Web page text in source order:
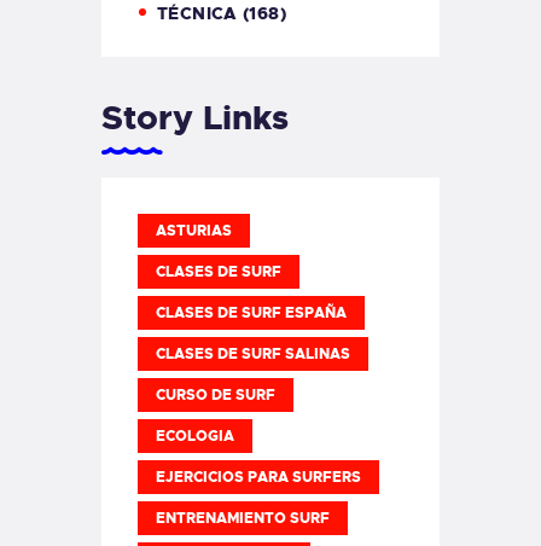
TÉCNICA (168)
Story Links
ASTURIAS
CLASES DE SURF
CLASES DE SURF ESPAÑA
CLASES DE SURF SALINAS
CURSO DE SURF
ECOLOGIA
EJERCICIOS PARA SURFERS
ENTRENAMIENTO SURF